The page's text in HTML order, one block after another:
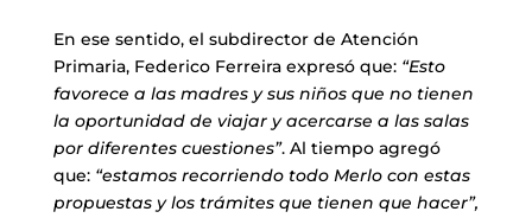
En ese sentido, el subdirector de Atención
Primaria, Federico Ferreira expresó que: “Esto
favorece a las madres y sus niños que no tienen
la oportunidad de viajar y acercarse a las salas
por diferentes cuestiones”. Al tiempo agregó
que:“estamos recorriendo todo Merlo con estas
propuestas y los trámites que tienen que hacer”,